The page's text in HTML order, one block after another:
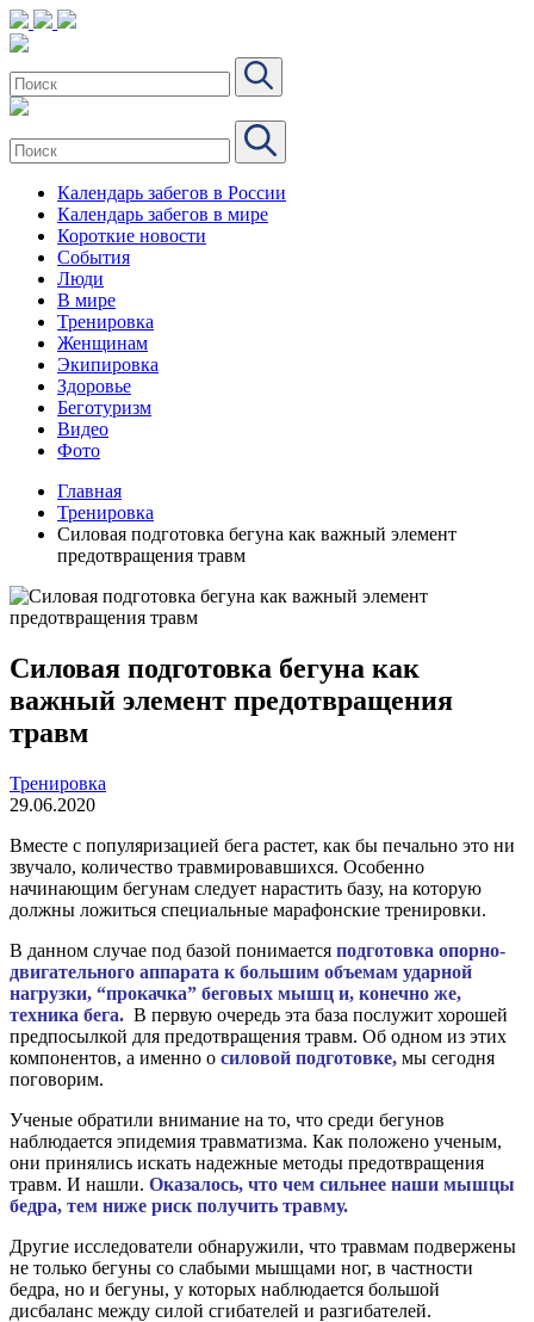
Календарь забегов в России
Календарь забегов в мире
Короткие новости
События
Люди
В мире
Тренировка
Женщинам
Экипировка
Здоровье
Беготуризм
Видео
Фото
Главная
Тренировка
Силовая подготовка бегуна как важный элемент
предотвращения травм
Силовая подготовка бегуна как
важный элемент предотвращения
травм
Тренировка
29.06.2020
Вместе с популяризацией бега растет, как бы печально это ни
звучало, количество травмировавшихся. Особенно
начинающим бегунам следует нарастить базу, на которую
должны ложиться специальные марафонские тренировки.
В данном случае под базой понимается подготовка опорно-
двигательного аппарата к большим объемам ударной
нагрузки, “прокачка” беговых мышц и, конечно же,
техника бега. В первую очередь эта база послужит хорошей
предпосылкой для предотвращения травм. Об одном из этих
компонентов, а именно о силовой подготовке, мы сегодня
поговорим.
Ученые обратили внимание на то, что среди бегунов
наблюдается эпидемия травматизма. Как положено ученым,
они принялись искать надежные методы предотвращения
травм. И нашли. Оказалось, что чем сильнее наши мышцы
бедра, тем ниже риск получить травму.
Другие исследователи обнаружили, что травмам подвержены
не только бегуны со слабыми мышцами ног, в частности
бедра, но и бегуны, у которых наблюдается большой
дисбаланс между силой сгибателей и разгибателей.